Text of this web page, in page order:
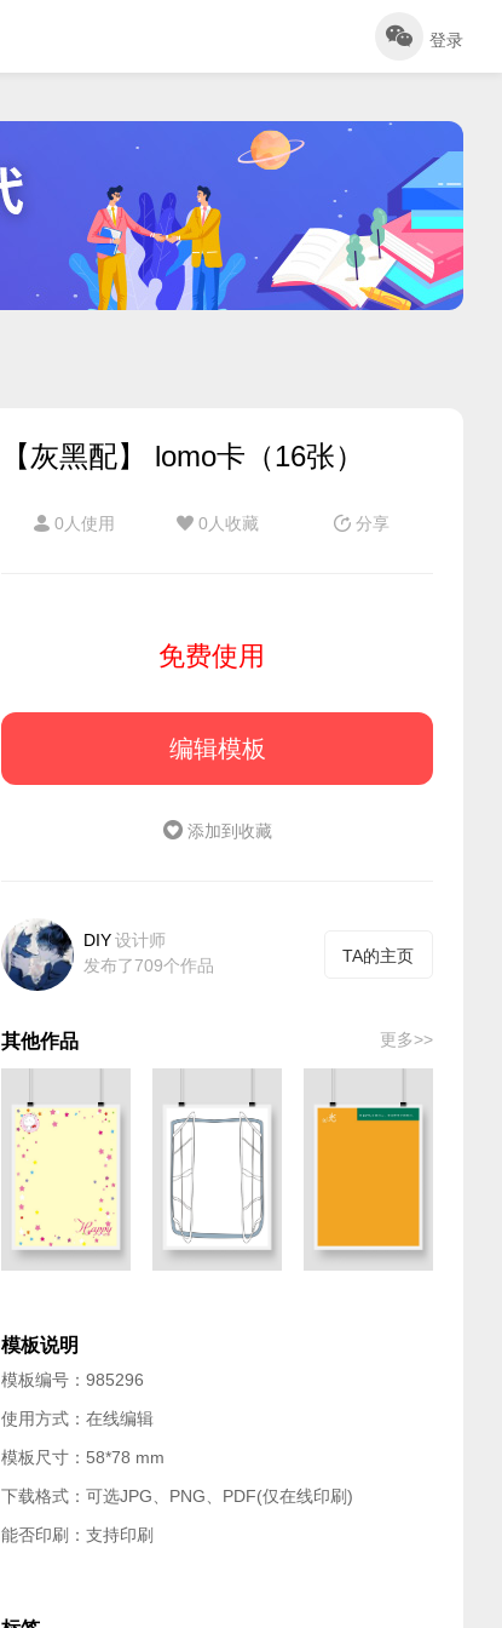
登录
【灰黑配】 lomo卡（16张）
0人使用 0 人收藏 分享
免费使用
编辑模板
添加到收藏
DIY 设计师
发布了709个作品
TA的主页
其他作品 更多>>
模板说明
模板编号：985296
使用方式：在线编辑
模板尺寸：58*78 mm
下载格式：可选JPG、PNG、PDF(仅在线印刷)
能否印刷：支持印刷